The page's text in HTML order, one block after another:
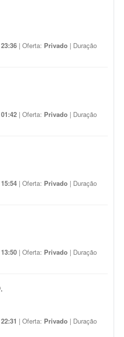
| Oferta: Privado | Duração
| Oferta: Privado | Duração
| Oferta: Privado | Duração
| Oferta: Privado | Duração
| Oferta: Privado | Duração